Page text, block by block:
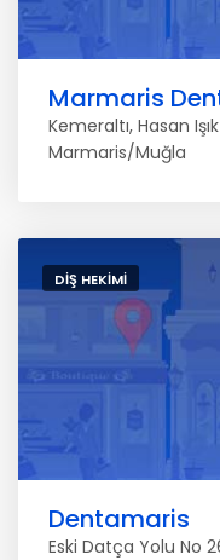
Marmaris
Kemeraltı, Hasan
Marmaris/Muğla
DIŞ HEKIMI
Dentamaris
Eski Datça Yolu No